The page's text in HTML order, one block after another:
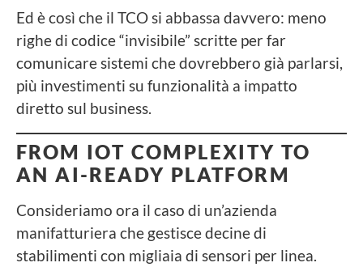
Ed è così che il TCO si abbassa davvero: meno
righe di codice “invisibile” scritte per far
comunicare sistemi che dovrebbero già parlarsi,
più investimenti su funzionalità a impatto
diretto sul business.
FROM IOT COMPLEXITY TO
AN AI-READY PLATFORM
Consideriamo ora il caso di un’azienda
manifatturiera che gestisce decine di
stabilimenti con migliaia di sensori per linea.